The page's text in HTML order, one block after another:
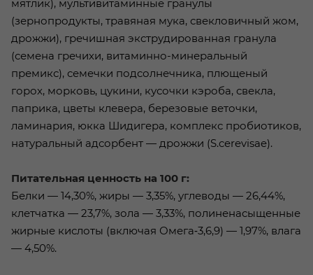
мятлик), мультивитаминные гранулы
(зернопродукты, травяная мука, свекловичный жом,
дрожжи), гречишная экструдированная гранула
(семена гречихи, витаминно-минеральный
премикс), семечки подсолнечника, плющеный
горох, морковь, цукини, кусочки кэроба, свекла,
паприка, цветы клевера, березовые веточки,
ламинария, юкка Шидигера, комплекс пробиотиков,
натуральный адсорбент — дрожжи (S.cerevisae).
Питательная ценность на 100 г:
Белки — 14,30%, жиры — 3,35%, углеводы — 26,44%,
клетчатка — 23,7%, зола — 3,33%, полиненасыщенные
жирные кислоты (включая Омега‑3,6,9) — 1,97%, влага
— 4,50%.